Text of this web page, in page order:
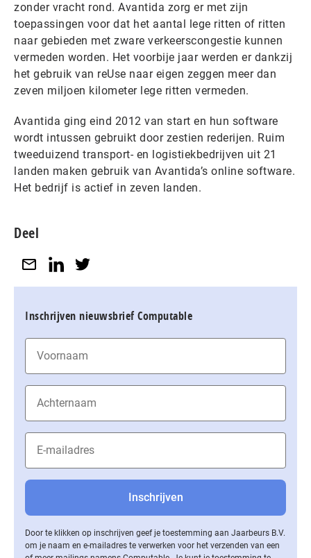
zonder vracht rond. Avantida zorg er met zijn
toepassingen voor dat het aantal lege ritten of ritten
naar gebieden met zware verkeerscongestie kunnen
vermeden worden. Het voorbije jaar werden er dankzij
het gebruik van reUse naar eigen zeggen meer dan
zeven miljoen kilometer lege ritten vermeden.
Avantida ging eind 2012 van start en hun software
wordt intussen gebruikt door zestien rederijen. Ruim
tweeduizend transport- en logistiekbedrijven uit 21
landen maken gebruik van Avantida’s online software.
Het bedrijf is actief in zeven landen.
Deel
Inschrijven nieuwsbrief Computable
Door te klikken op inschrijven geef je toestemming aan Jaarbeurs B.V.
om je naam en e-mailadres te verwerken voor het verzenden van een